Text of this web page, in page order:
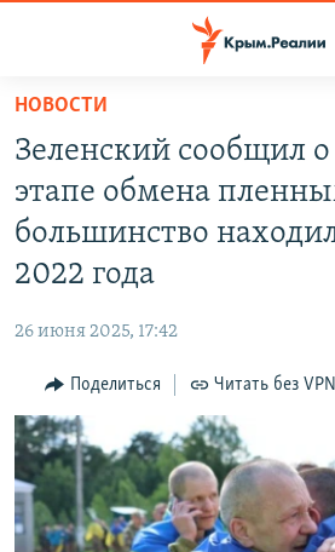
Вернуться
основному
содержанию
Вернутся
главной
Вернутся
поиску
СПЕЦПРОЕКТЫ
КАРТА ВОЕННЫХ ОБЪЕКТОВ КРЫМА
ВОДА
ИСТОРИЯ
ИНФОГРАФИКА
ТЕЛЕПРОЕКТ КРЫМ.РЕАЛИИ
СОВЕТЫ ПРАВОЗАЩИТНИКОВ
ПРОПАВШИЕ БЕЗ ВЕСТИ
РАДІО СВОБОДА
КАК ОБОЙТИ БЛОКИРОВКУ
Українською
Qırımtatar
НОВОСТИ
Зеленский сообщил
этапе обмена
большинство
2022 года
26 июня 2025, 17:42
Поделиться Читать без VPN